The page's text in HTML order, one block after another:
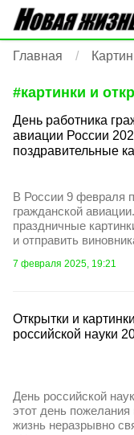
Главная
#картинки и
День работника
авиации России
поздравительные
В России 9 февраля
гражданской
праздничные
и отправить
7 февраля 2025, 19:21
Открытки и
российской науки
День российской
этот день
жизнь неразрывно